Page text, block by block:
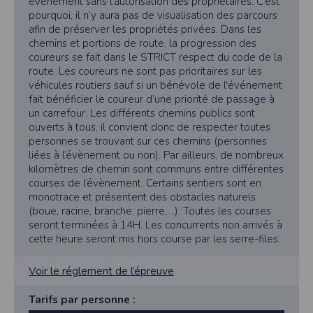
pourquoi, il n’y aura pas de visualisation des parcours
afin de préserver les propriétés privées. Dans les
chemins et portions de route, la progression des
coureurs se fait dans le STRICT respect du code de la
route. Les coureurs ne sont pas prioritaires sur les
véhicules routiers sauf si un bénévole de l'événement
fait bénéficier le coureur d’une priorité de passage à
un carrefour. Les différents chemins publics sont
ouverts à tous, il convient donc de respecter toutes
personnes se trouvant sur ces chemins (personnes
liées à l’évènement ou non). Par ailleurs, de nombreux
kilomètres de chemin sont communs entre différentes
courses de l’évènement. Certains sentiers sont en
monotrace et présentent des obstacles naturels
(boue, racine, branche, pierre,…). Toutes les courses
seront terminées à 14H. Les concurrents non arrivés à
cette heure seront mis hors course par les serre-files.
Voir le réglement de l’épreuve
Tarifs par personne :
Les données identifiées comme étant obligatoires lors de l'inscription sont
nécessaires aux fins de bénéficier des fonctionnalités du site. Les données
collectées automatiquement par le site nous permettent d'effectuer des
statistiques quant à la consultation de ses pages web, et d'effectuer une
localisation géographique partielle des utilisateurs. Les données collectées et
ultérieurement traitées par nos soins sont celles que vous nous transmettez
volontairement et concernent, a minima, votre identifiant, votre adresse de
messagerie électronique valide et votre code postal. Vous êtes informés que le site
est susceptible de mettre en œuvre un procédé automatique de traçage (cookie)
pour des besoins de statistiques et d'affichage. Certaines parties de ce site ne
peuvent être fonctionnelle sans l’acceptation de cookies. Vos données
personnelles sont confidentielles et ne seront en aucun cas communiquées à des
tiers hormis pour la bonne exécution de la prestation. Les informations
recueillies auprès des personnes par le biais des différents formulaires sont
conformes à la Loi Informatique et Libertés. Nous vous informons que vos
réponses, sauf indication contraire, sont facultatives et que le défaut de réponse
n'entraîne aucune conséquence particulière. Néanmoins, vos réponses doivent
être suffisantes pour nous permettre la bonne exécution du service commandé.
Les données sont également agrégées dans le but d’établir des statistiques
commerciales. En vertu de la loi n° 2000-719 du 1er août 2000, les
coordonnées déclarées par l’acheteur pourront être communiquées sur
réquisition des autorités judiciaires. Vous disposez d'un droit d'accès et de
rectification de vos données en nous adressant une demande en ce sens via
l'email contact ou par courrier à l'adresse décrite dans les mentions légales.
Sécurité des données collectées
collectées, traitées et archivées est strictement limité. Des précautions
techniques et organisationnelles appropriées ont été prises afin d'interdire